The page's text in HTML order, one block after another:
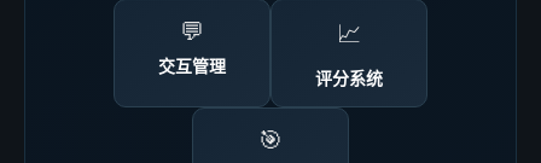
💬
交互管理
📈
评分系统
🎯